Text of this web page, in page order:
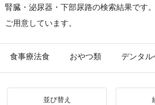
腎臓・泌尿器・下部尿路の検索結果です
ご用意しています。
食事療法食 おやつ類 デンタル
並び替え